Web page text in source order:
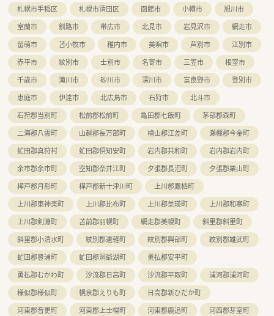
札幌市手稲区
札幌市清田区 函館市 小樽市
旭川市
室蘭市
釧路市 帯広市 北見市 岩見沢市
網走市
留萌市
苫小牧市 稚内市 美唄市 芦別市
江別市
赤平市
紋別市 士別市 名寄市 三笠市
根室市
千歳市
滝川市 砂川市 深川市 富良野市
登別市
恵庭市
伊達市 北広島市 石狩市
北斗市
石狩郡当別町
松前郡松前町 亀田郡七飯町
茅部郡森町
二海郡八雲町
山越郡長万部町 檜山郡江差町
瀬棚郡今金町
虻田郡真狩村
虻田郡倶知安町 岩内郡共和町
岩内郡岩内町
余市郡余市町
空知郡奈井江町 夕張郡長沼町
夕張郡栗山町
樺戸郡月形町
樺戸郡新十津川町
上川郡鷹栖町
上川郡東神楽町
上川郡比布町 上川郡美瑛町
上川郡和寒町
上川郡剣淵町
苫前郡羽幌町 網走郡美幌町
斜里郡斜里町
斜里郡小清水町
紋別郡遠軽町 紋別郡興部町
紋別郡雄武町
虻田郡豊浦町
虻田郡洞爺湖町
勇払郡安平町
勇払郡むかわ町
沙流郡日高町 沙流郡平取町
浦河郡浦河町
様似郡様似町
幌泉郡えりも町
日高郡新ひだか町
河東郡音更町
河東郡上士幌町 河東郡鹿追町
河西郡芽室町